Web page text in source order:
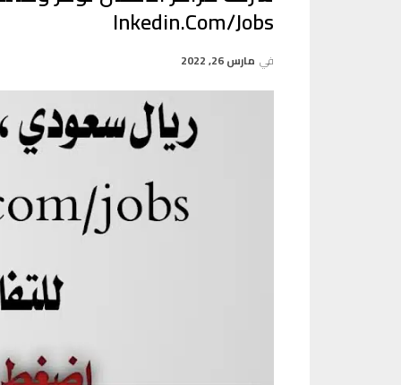
Inkedin.com/jobs
في مارس 26, 2022